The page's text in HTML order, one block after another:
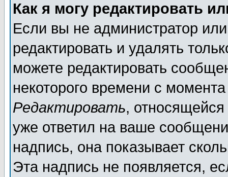
Как я могу редактировать
Если вы не администратор
редактировать и удалять
можете редактировать
некоторого времени с
Редактировать,
уже ответил на ваше
надпись, она показывает
Эта надпись не появляется,